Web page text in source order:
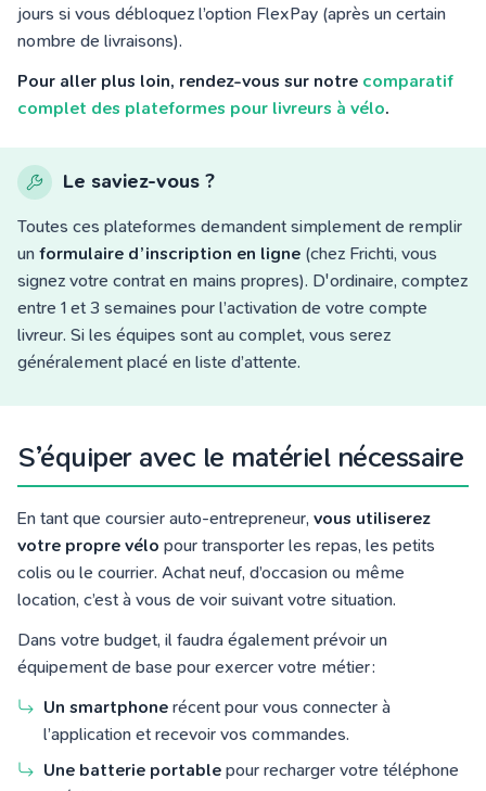
jours si vous débloquez l’option FlexPay (après un certain
nombre de livraisons).
Pour aller plus loin, rendez-vous sur notre comparatif
complet des plateformes pour livreurs à vélo.
Le saviez-vous ?
Toutes ces plateformes demandent simplement de remplir
un formulaire d’inscription en ligne (chez Frichti, vous
signez votre contrat en mains propres). D'ordinaire, comptez
entre 1 et 3 semaines pour l’activation de votre compte
livreur. Si les équipes sont au complet, vous serez
généralement placé en liste d’attente.
S’équiper avec le matériel nécessaire
En tant que coursier auto-entrepreneur, vous utiliserez
votre propre vélo pour transporter les repas, les petits
colis ou le courrier. Achat neuf, d’occasion ou même
location, c’est à vous de voir suivant votre situation.
Dans votre budget, il faudra également prévoir un
équipement de base pour exercer votre métier :
Un smartphone récent pour vous connecter à
l’application et recevoir vos commandes.
Une batterie portable pour recharger votre téléphone